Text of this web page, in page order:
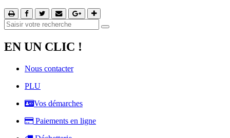
EN UN CLIC !
Nous contacter
PLU
Vos démarches
Paiements en ligne